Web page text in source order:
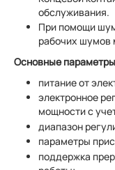
обслуживания.
При помощи
рабочих шумов
Основные
питание от
электронное
мощности с
диапазон
параметры
поддержка